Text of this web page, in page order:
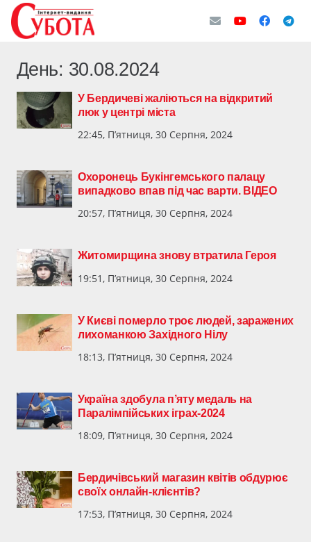
День: 30.08.2024
У Бердичеві жаліються на відкритий
люк у центрі міста
22:45, П’ятниця, 30 Серпня, 2024
Охоронець Букінгемського палацу
випадково впав під час варти. ВІДЕО
20:57, П’ятниця, 30 Серпня, 2024
Житомирщина знову втратила Героя
19:51, П’ятниця, 30 Серпня, 2024
У Києві померло троє людей, заражених
лихоманкою Західного Нілу
18:13, П’ятниця, 30 Серпня, 2024
Україна здобула п’яту медаль на
Паралімпійських іграх-2024
18:09, П’ятниця, 30 Серпня, 2024
Бердичівський магазин квітів обдурює
своїх онлайн-клієнтів?
17:53, П’ятниця, 30 Серпня, 2024